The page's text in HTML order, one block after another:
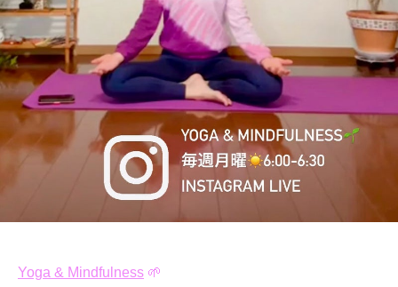
Yoga & Mindfulness 🌱